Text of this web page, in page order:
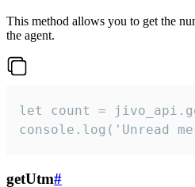
This method allows you to get the
the agent.
let count =
console.log('Unread
getUtm#